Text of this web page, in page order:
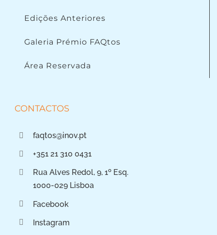
Edições Anteriores
Galeria Prémio FAQtos
Área Reservada
CONTACTOS
faqtos@inov.pt
+351 21 310 0431
Rua Alves Redol, 9, 1º Esq.
1000-029 Lisboa
Facebook
Instagram